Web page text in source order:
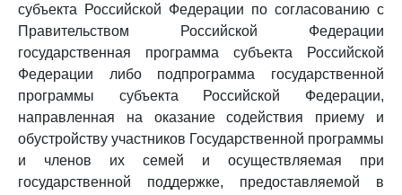
субъекта Российской Федерации по согласованию с
Правительством Российской Федерации
государственная программа субъекта Российской
Федерации либо подпрограмма государственной
программы субъекта Российской Федерации,
направленная на оказание содействия приему и
обустройству участников Государственной программы
и членов их семей и осуществляемая при
государственной поддержке, предоставляемой в